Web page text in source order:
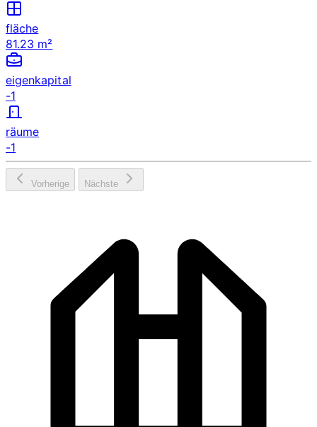
fläche
81.23 m²
eigenkapital
-1
räume
-1
Vorherige Nächste